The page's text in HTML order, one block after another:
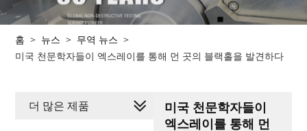
홈 > 뉴스 > 무역 뉴스 >
미국 천문학자들이 엑스레이를 통해 먼 곳의 블랙홀을 발견하다
미국 천문학자들이
엑스레이를 통해 먼
더 많은 제품